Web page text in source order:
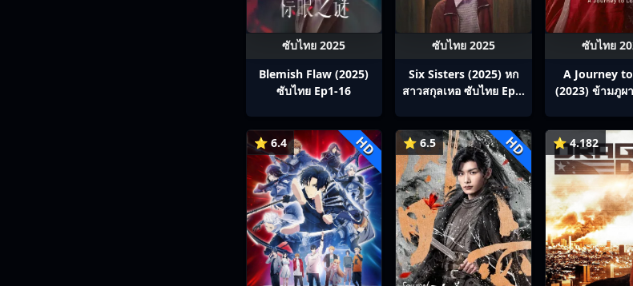
ซับไทย 2025
Blemish Flaw (2025)
ซับไทย Ep1-16
ซับไทย 2025
Six Sisters (2025) หก
สาวสกุลเหอ ซับไทย Ep1-
ซับไทย
A Journey
(2023) ข้ามภูผ
⭐ 6.4
HD ⭐ 6.5 HD ⭐ 4.182